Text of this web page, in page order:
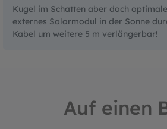
Kugel im Schatten aber doch
externes Solarmodul in der Sonne
Kabel um weitere 5 m verlängerbar!
Auf einen